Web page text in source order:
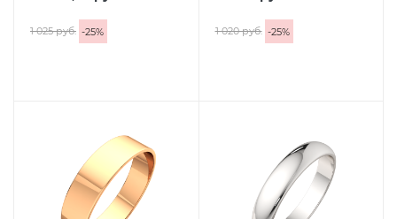
1 025 руб. -25% 1 020 руб. -25%